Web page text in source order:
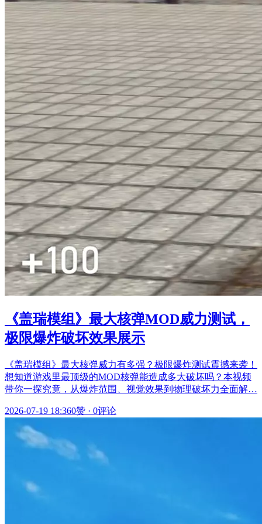
《盖瑞模组》最大核弹MOD威力测试，
极限爆炸破坏效果展示
《盖瑞模组》最大核弹威力有多强？极限爆炸测试震撼来袭！
想知道游戏里最顶级的MOD核弹能造成多大破坏吗？本视频
带你一探究竟，从爆炸范围、视觉效果到物理破坏力全面解…
2026-07-19 18:360赞 · 0评论